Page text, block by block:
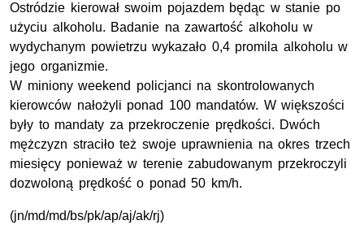
Ostródzie kierował swoim pojazdem będąc w stanie po
użyciu alkoholu. Badanie na zawartość alkoholu w
wydychanym powietrzu wykazało 0,4 promila alkoholu w
jego organizmie.
W miniony weekend policjanci na skontrolowanych
kierowców nałożyli ponad 100 mandatów. W większości
były to mandaty za przekroczenie prędkości. Dwóch
mężczyzn straciło też swoje uprawnienia na okres trzech
miesięcy ponieważ w terenie zabudowanym przekroczyli
dozwoloną prędkość o ponad 50 km/h.
(jn/md/md/bs/pk/ap/aj/ak/rj)